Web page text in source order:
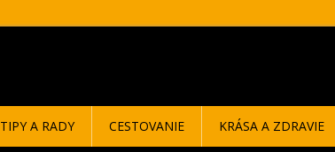
TIPY A RADY CESTOVANIE KRÁSA A ZDRAVIE